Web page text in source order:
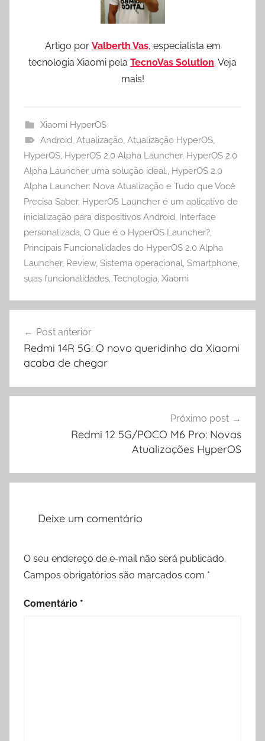
Artigo por Valberth Vas, especialista em
tecnologia Xiaomi pela TecnoVas Solution. Veja
mais!
Xiaomi HyperOS
Android, Atualização, Atualização HyperOS,
HyperOS, HyperOS 2.0 Alpha Launcher, HyperOS 2.0
Alpha Launcher uma solução ideal., HyperOS 2.0
Alpha Launcher: Nova Atualização e Tudo que Você
Precisa Saber, HyperOS Launcher é um aplicativo de
inicialização para dispositivos Android, Interface
personalizada, O Que é o HyperOS Launcher?,
Principais Funcionalidades do HyperOS 2.0 Alpha
Launcher, Review, Sistema operacional, Smartphone,
suas funcionalidades, Tecnologia, Xiaomi
de
Post
Post anterior
Redmi 14R 5G: O novo queridinho da Xiaomi
acaba de chegar
Próximo post
Redmi 12 5G/POCO M6 Pro: Novas
Atualizações HyperOS
Deixe um comentário
O seu endereço de e-mail não será publicado.
Campos obrigatórios são marcados com *
Comentário *